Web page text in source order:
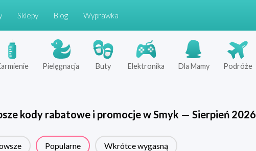
Sklepy Blog Wyprawka
Pielęgnacja Buty Elektronika Dla Mamy Podróże
kody rabatowe i promocje wSmyk — Sierpień 2026
Popularne Wkrótce wygasną